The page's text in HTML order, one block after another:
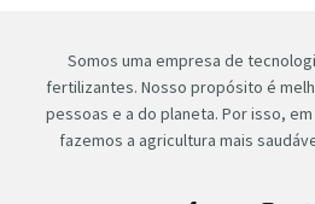
Somos uma empresa de
fertilizantes. Nosso propósito é
pessoas e a do planeta. Por isso,
fazemos a agricultura mais